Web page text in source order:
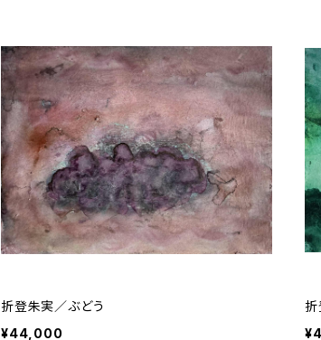
折登朱実／ぶどう
¥44,000